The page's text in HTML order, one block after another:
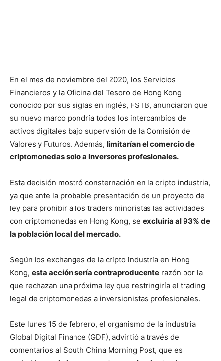
En el mes de noviembre del 2020, los Servicios
Financieros y la Oficina del Tesoro de Hong Kong
conocido por sus siglas en inglés, FSTB, anunciaron que
su nuevo marco pondría todos los intercambios de
activos digitales bajo supervisión de la Comisión de
Valores y Futuros. Además, limitarían el comercio de
criptomonedas solo a inversores profesionales.
Esta decisión mostró consternación en la cripto industria,
ya que ante la probable presentación de un proyecto de
ley para prohibir a los traders minoristas las actividades
con criptomonedas en Hong Kong, se excluiría al 93% de
la población local del mercado.
Según los exchanges de la cripto industria en Hong
Kong, esta acción sería contraproducente razón por la
que rechazan una próxima ley que restringiría el trading
legal de criptomonedas a inversionistas profesionales.
Este lunes 15 de febrero, el organismo de la industria
Global Digital Finance (GDF), advirtió a través de
comentarios al South China Morning Post, que es